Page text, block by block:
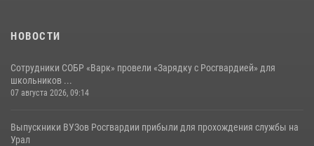
НОВОСТИ
Сотрудники СОБР «Варк» провели «Зарядку с Росгвардией» для
школьников ...
07 августа 2026, 09:14
Выпускники ВУЗов Росгвардии прибыли для прохождения службы на
Урал